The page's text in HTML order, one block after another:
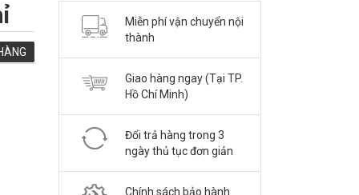
Miễn phí vận chuyển nội
thành
Giao hàng ngay (Tại TP.
Hồ Chí Minh)
Đổi trả hàng trong 3
ngày thủ tục đơn giản
Chính sách bảo hành